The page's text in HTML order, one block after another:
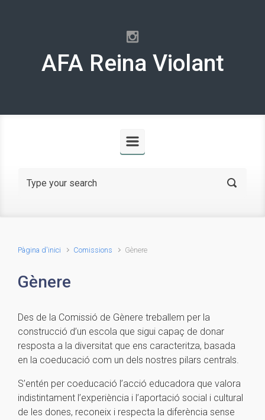
AFA Reina Violant
Pàgina d'inici Comissions Gènere
Gènere
Des de la Comissió de Gènere treballem per la
construcció d’un escola que sigui capaç de donar
resposta a la diversitat que ens caracteritza, basada
en la coeducació com un dels nostres pilars centrals.
S’entén per coeducació l’acció educadora que valora
indistintament l’experiència i l’aportació social i cultural
de les dones, reconeix i respecta la diferència sense